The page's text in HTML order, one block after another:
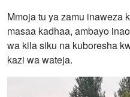
Mmoja tu ya zamu inaweza
masaa kadhaa, ambayo
wa kila siku na kuboresha
kazi wa wateja.